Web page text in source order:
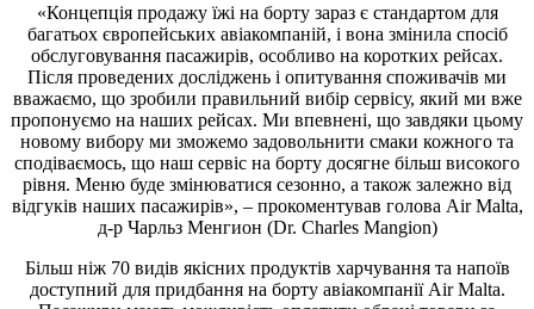
«Концепція продажу їжі на борту зараз є стандартом для
багатьох європейських авіакомпаній, і вона змінила спосіб
обслуговування пасажирів, особливо на коротких рейсах.
Після проведених досліджень і опитування споживачів ми
вважаємо, що зробили правильний вибір сервісу, який ми вже
пропонуємо на наших рейсах. Ми впевнені, що завдяки цьому
новому вибору ми зможемо задовольнити смаки кожного та
сподіваємось, що наш сервіс на борту досягне більш високого
рівня. Меню буде змінюватися сезонно, а також залежно від
відгуків наших пасажирів», – прокоментував голова Air Malta,
д-р Чарльз Менгион (Dr. Charles Mangion)
Більш ніж 70 видів якісних продуктів харчування та напоїв
доступний для придбання на борту авіакомпанії Air Malta.